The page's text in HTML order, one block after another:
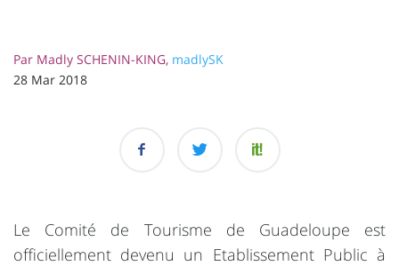
Par Madly SCHENIN-KING, madlySK
28 Mar 2018
Le Comité de Tourisme de Guadeloupe est
officiellement devenu un Etablissement Public à